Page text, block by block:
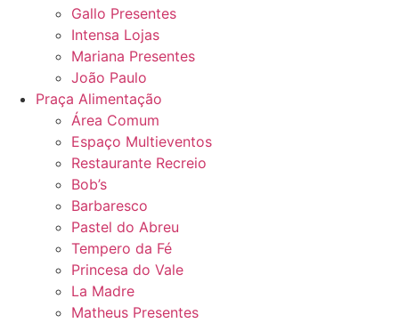
Gallo Presentes
Intensa Lojas
Mariana Presentes
João Paulo
Praça Alimentação
Área Comum
Espaço Multieventos
Restaurante Recreio
Bob’s
Barbaresco
Pastel do Abreu
Tempero da Fé
Princesa do Vale
La Madre
Matheus Presentes